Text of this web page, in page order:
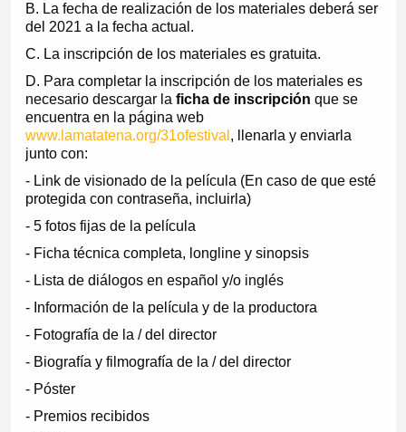
B. La fecha de realización de los materiales deberá ser
del 2021 a la fecha actual.
C. La inscripción de los materiales es gratuita.
D. Para completar la inscripción de los materiales es
necesario descargar la ficha de inscripción que se
encuentra en la página web
www.lamatatena.org/31ofestival , llenarla y enviarla
junto con:
- Link de visionado de la película (En caso de que esté
protegida con contraseña, incluirla)
- 5 fotos fijas de la película
- Ficha técnica completa, longline y sinopsis
- Lista de diálogos en español y/o inglés
- Información de la película y de la productora
- Fotografía de la / del director
- Biografía y filmografía de la / del director
- Póster
- Premios recibidos